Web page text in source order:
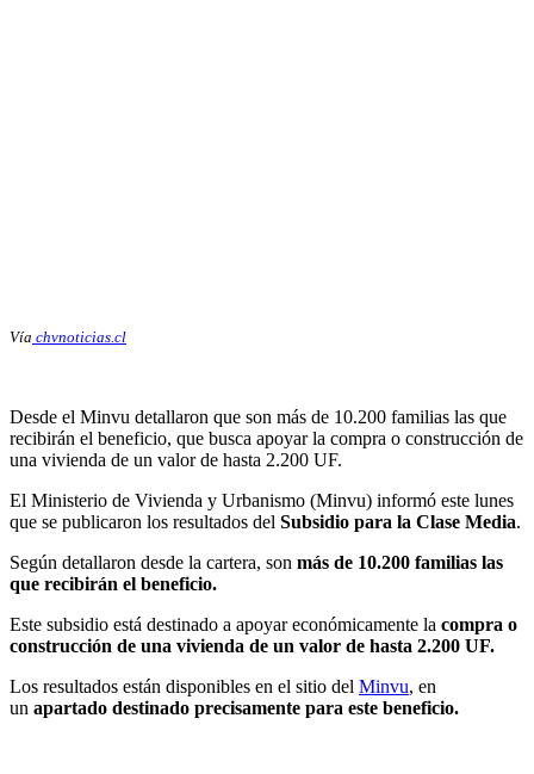
Vía chvnoticias.cl
Desde el Minvu detallaron que son más de 10.200 familias las que
recibirán el beneficio, que busca apoyar la compra o construcción de
una vivienda de un valor de hasta 2.200 UF.
El Ministerio de Vivienda y Urbanismo (Minvu) informó este lunes
que se publicaron los resultados del Subsidio para la Clase Media.
Según detallaron desde la cartera, son más de 10.200 familias las
que recibirán el beneficio.
Este subsidio está destinado a apoyar económicamente la compra o
construcción de una vivienda de un valor de hasta 2.200 UF.
Los resultados están disponibles en el sitio del Minvu, en
un apartado destinado precisamente para este beneficio.